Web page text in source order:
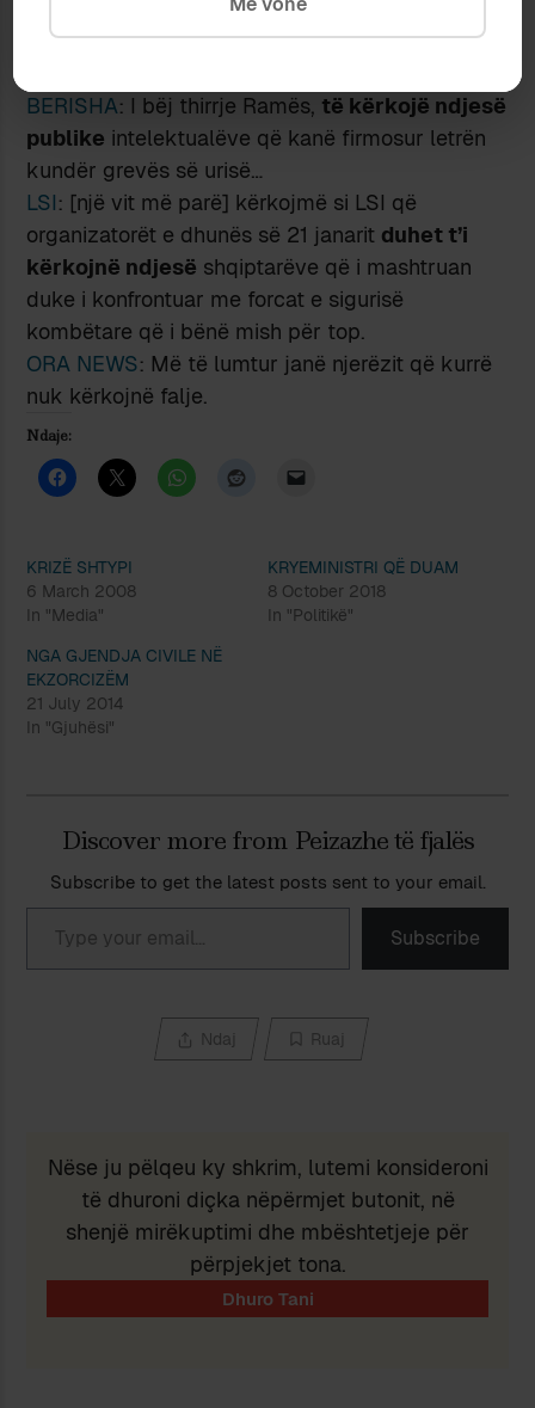
për krimet monstruoze të kryera ndaj
shqiptarëve nga familja e tij politike gjatë viteve
BERISHA: I bëj thirrje Ramës, të kërkojë ndjesë
publike intelektualëve që kanë firmosur letrën
kundër grevës së urisë…
LSI: [një vit më parë] kërkojmë si LSI që
organizatorët e dhunës së 21 janarit duhet t’i
kërkojnë ndjesë shqiptarëve që i mashtruan
duke i konfrontuar me forcat e sigurisë
kombëtare që i bënë mish për top.
ORA NEWS: Më të lumtur janë njerëzit që kurrë
nuk kërkojnë falje.
Ndaje:
KRIZË SHTYPI
6 March 2008
In "Media"
KRYEMINISTRI QË DUAM
8 October 2018
In "Politikë"
NGA GJENDJA CIVILE NË
EKZORCIZËM
21 July 2014
In "Gjuhësi"
Discover more from Peizazhe të fjalës
Subscribe to get the latest posts sent to your email.
Type your email…
Subscribe
Ndaj Ruaj
Nëse ju pëlqeu ky shkrim, lutemi konsideroni
të dhuroni diçka nëpërmjet butonit, në
shenjë mirëkuptimi dhe mbështetjeje për
përpjekjet tona.